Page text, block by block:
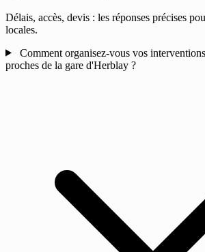
Délais, accès, devis : les réponses précises
locales.
Comment organisez-vous vos
proches de la gare d'Herblay ?